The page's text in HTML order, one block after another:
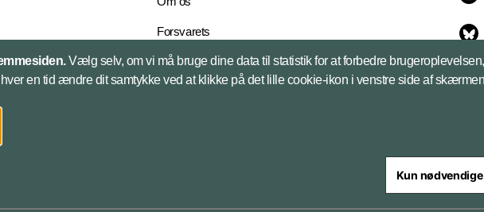
Forsvarets
English Edition
Vælg selv, om vi må bruge dine data til statistik for at forbedre
en tid ændre dit samtykke ved at klikke på det lille cookie-ikon i venstre side af
Kun nødvendige